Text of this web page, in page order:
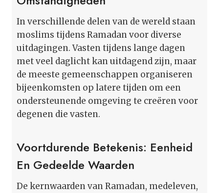
In verschillende delen van de wereld staan
moslims tijdens Ramadan voor diverse
uitdagingen. Vasten tijdens lange dagen
met veel daglicht kan uitdagend zijn, maar
de meeste gemeenschappen organiseren
bijeenkomsten op latere tijden om een
ondersteunende omgeving te creëren voor
degenen die vasten.
Voortdurende Betekenis: Eenheid
En Gedeelde Waarden
De kernwaarden van Ramadan, medeleven,